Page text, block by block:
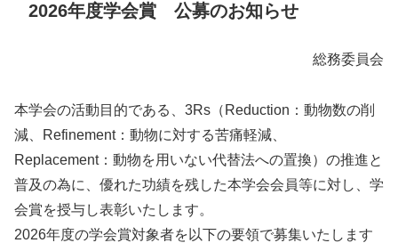
2026年度学会賞 公募のお知らせ
総務委員会
本学会の活動目的である、3Rs（Reduction：動物数の削
減、Refinement：動物に対する苦痛軽減、
Replacement：動物を用いない代替法への置換）の推進と
普及の為に、優れた功績を残した本学会会員等に対し、学
会賞を授与し表彰いたします。
2026年度の学会賞対象者を以下の要領で募集いたします